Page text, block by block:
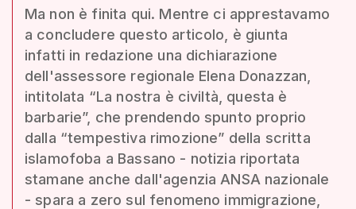
Ma non è finita qui. Mentre ci apprestavamo
a concludere questo articolo, è giunta
infatti in redazione una dichiarazione
dell'assessore regionale Elena Donazzan,
intitolata “La nostra è civiltà, questa è
barbarie”, che prendendo spunto proprio
dalla “tempestiva rimozione” della scritta
islamofoba a Bassano - notizia riportata
stamane anche dall'agenzia ANSA nazionale
- spara a zero sul fenomeno immigrazione,